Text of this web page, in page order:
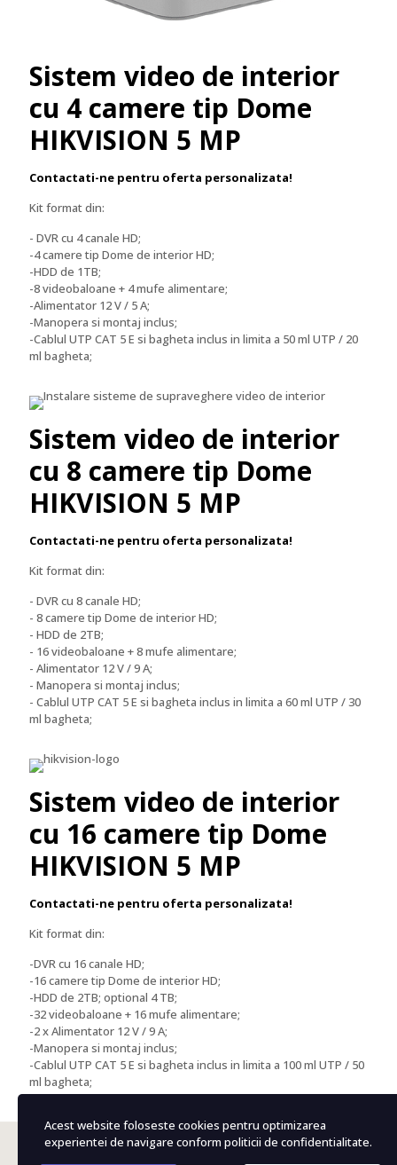
Sistem video de interior
cu 4 camere tip Dome
HIKVISION 5 MP
Contactati-ne pentru oferta personalizata!
Kit format din:
- DVR cu 4 canale HD;
-4 camere tip Dome de interior HD;
-HDD de 1TB;
-8 videobaloane + 4 mufe alimentare;
-Alimentator 12 V / 5 A;
-Manopera si montaj inclus;
-Cablul UTP CAT 5 E si bagheta inclus in limita a 50 ml UTP / 20
ml bagheta;
Sistem video de interior
cu 8 camere tip Dome
HIKVISION 5 MP
Contactati-ne pentru oferta personalizata!
Kit format din:
- DVR cu 8 canale HD;
- 8 camere tip Dome de interior HD;
- HDD de 2TB;
- 16 videobaloane + 8 mufe alimentare;
- Alimentator 12 V / 9 A;
- Manopera si montaj inclus;
- Cablul UTP CAT 5 E si bagheta inclus in limita a 60 ml UTP / 30
ml bagheta;
Sistem video de interior
cu 16 camere tip Dome
HIKVISION 5 MP
Contactati-ne pentru oferta personalizata!
Kit format din:
-DVR cu 16 canale HD;
-16 camere tip Dome de interior HD;
-HDD de 2TB; optional 4 TB;
-32 videobaloane + 16 mufe alimentare;
-2 x Alimentator 12 V / 9 A;
-Manopera si montaj inclus;
-Cablul UTP CAT 5 E si bagheta inclus in limita a 100 ml UTP / 50
ml bagheta;
Acest website foloseste cookies pentru optimizarea
experientei de navigare conform politicii de confidentialitate.